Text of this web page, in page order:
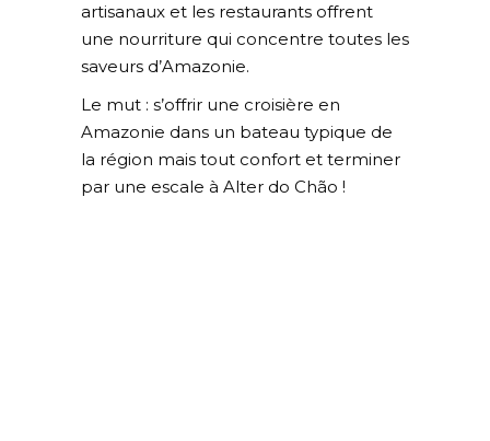
artisanaux et les restaurants offrent
une nourriture qui concentre toutes les
saveurs d’Amazonie.
Le mut : s’offrir une croisière en
Amazonie dans un bateau typique de
la région mais tout confort et terminer
par une escale à Alter do Chão !